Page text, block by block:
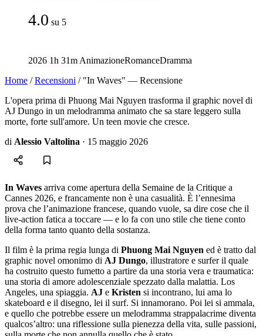
4.0 su 5
2026 1h 31mAnimazioneRomanceDramma
Home / Recensioni / "In Waves" — Recensione
L'opera prima di Phuong Mai Nguyen trasforma il graphic novel di
AJ Dungo in un melodramma animato che sa stare leggero sulla
morte, forte sull'amore. Un teen movie che cresce.
di Alessio Valtolina · 15 maggio 2026
In Waves arriva come apertura della Semaine de la Critique a
Cannes 2026, e francamente non è una casualità. È l’ennesima
prova che l’animazione francese, quando vuole, sa dire cose che il
live-action fatica a toccare — e lo fa con uno stile che tiene conto
della forma tanto quanto della sostanza.
Il film è la prima regia lunga di Phuong Mai Nguyen ed è tratto dal
graphic novel omonimo di AJ Dungo, illustratore e surfer il quale
ha costruito questo fumetto a partire da una storia vera e traumatica:
una storia di amore adolescenziale spezzato dalla malattia. Los
Angeles, una spiaggia. AJ e Kristen si incontrano, lui ama lo
skateboard e il disegno, lei il surf. Si innamorano. Poi lei si ammala,
e quello che potrebbe essere un melodramma strappalacrime diventa
qualcos’altro: una riflessione sulla pienezza della vita, sulle passioni,